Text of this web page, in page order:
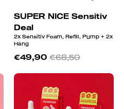
SUPER NICE Sensitiv
Deal
2x Sensitiv Foam, Refill, Pump + 2x
Häng
€49,90 €68,50
Skin-
und